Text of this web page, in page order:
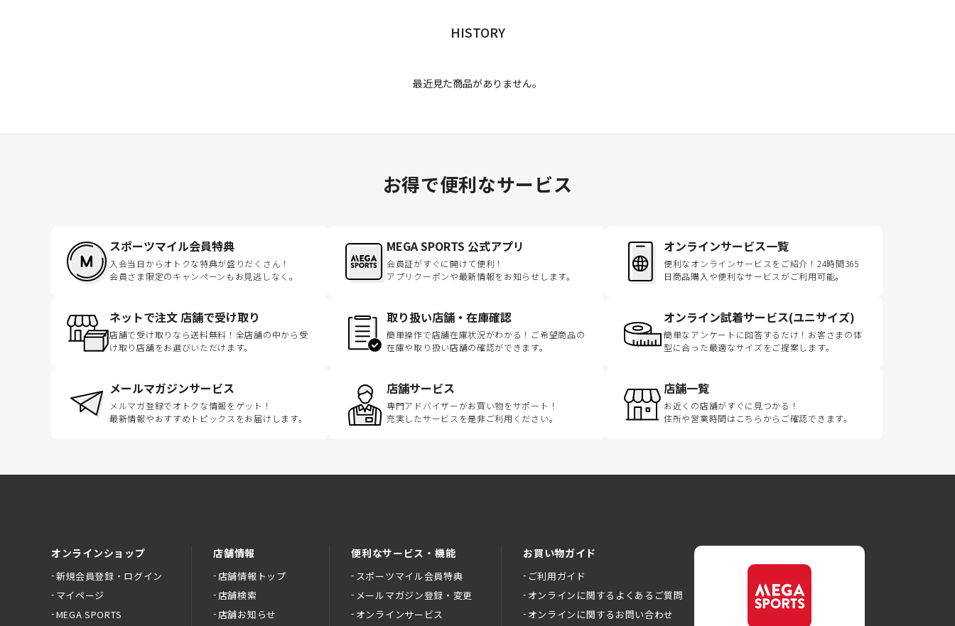
HISTORY
最近見た商品がありません。
お得で便利なサービス
スポーツマイル会員特典
入会当日からオトクな特典が盛りだくさん！
会員さま限定のキャンペーンもお見逃しなく。
MEGA SPORTS 公式アプリ
会員証がすぐに開けて便利！
アプリクーポンや最新情報をお知らせします。
オンラインサービス一覧
便利なオンラインサービスをご紹介！24時間365
日商品購入や便利なサービスがご利用可能。
ネットで注文 店舗で受け取り
店舗で受け取りなら送料無料！全店舗の中から受
け取り店舗をお選びいただけます。
取り扱い店舗・在庫確認
簡単操作で店舗在庫状況がわかる！ご希望商品の
在庫や取り扱い店舗の確認ができます。
オンライン試着サービス(ユニサイズ)
簡単なアンケートに回答するだけ！お客さまの体
型に合った最適なサイズをご提案します。
メールマガジンサービス
メルマガ登録でオトクな情報をゲット！
最新情報やおすすめトピックスをお届けします。
店舗サービス
専門アドバイザーがお買い物をサポート！
充実したサービスを是非ご利用ください。
店舗一覧
お近くの店舗がすぐに見つかる！
住所や営業時間はこちらからご確認できます。
オンラインショップ
新規会員登録・ログイン
マイページ
MEGA SPORTS
店舗情報
店舗情報トップ
店舗検索
店舗お知らせ
便利なサービス・機能
スポーツマイル会員特典
メールマガジン登録・変更
オンラインサービス
お買い物ガイド
ご利用ガイド
オンラインに関するよくあるご質問
オンラインに関するお問い合わせ